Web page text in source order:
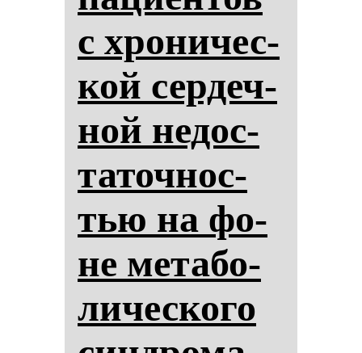
с хро­ни­чес­
кой сер­деч­
ной не­дос­
та­точ­нос­
тью на фо­
не ме­та­бо­
ли­чес­ко­го